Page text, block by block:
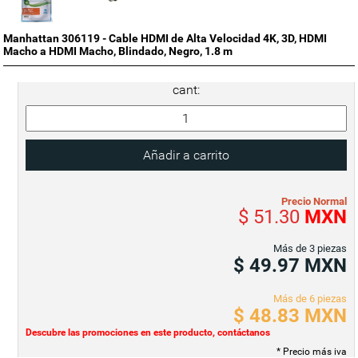
Manhattan 306119 - Cable HDMI de Alta Velocidad 4K, 3D, HDMI
Macho a HDMI Macho, Blindado, Negro, 1.8 m
cant:
Precio Normal
$ 51.30 MXN
Más de 3 piezas
$ 49.97 MXN
Más de 6 piezas
$ 48.83 MXN
Descubre las promociones en este producto, contáctanos
* Precio más iva